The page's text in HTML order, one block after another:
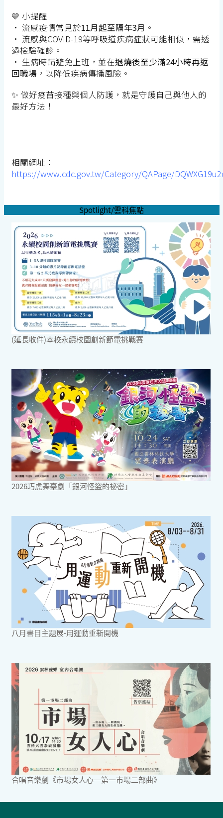
💛 小提醒
• 流感疫情常見於11月起至隔年3月 。
• 流感與COVID-19等呼吸道疾病症狀可能相似，需透
過檢驗確診。
• 生病時請避免上班，並在退燒後至少滿24小時再返
回職場 ，以降低疾病傳播風險。
✨ 做好疫苗接種與個人防護，就是守護自己與他人的
最好方法！
相關網址：
https://www.cdc.gov.tw/Category/QAPage/
Spotlight/雲科焦點
(延長收件)本校永續校園創新節電挑戰賽
2026巧虎舞臺劇「銀河怪盜的祕密」
八月書目主題展-用運動重新開機
合唱音樂劇《市場女人心─第一市場二部曲》